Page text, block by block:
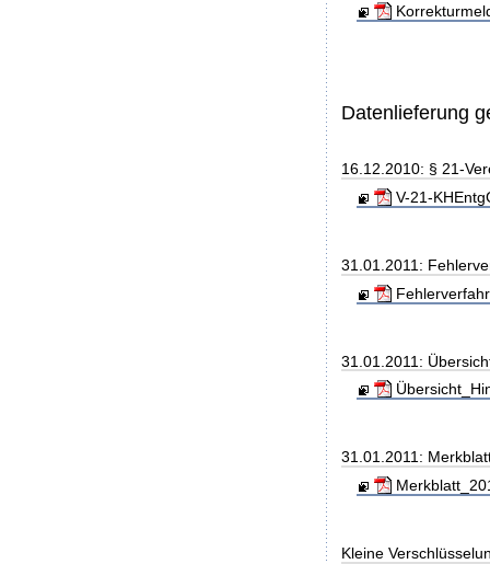
Datenlieferung
16.12.2010: § 21-
V-21-
31.01.2011:
31.01.2011:
31.01.2011:
Kleine